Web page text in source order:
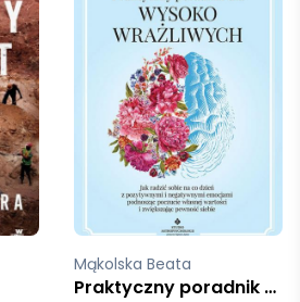
Szczygieł Mariusz
Osobisty przewodnik po Pradze